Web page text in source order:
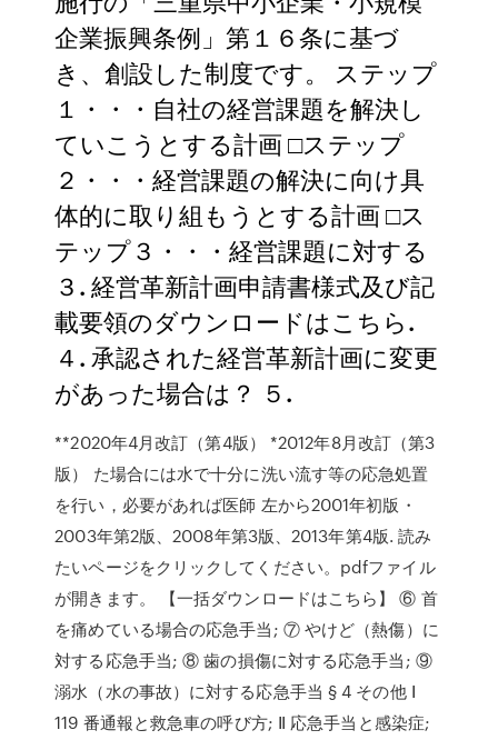
企業振興条例」第１６条に基づ
き、創設した制度です。 ステップ
１・・・自社の経営課題を解決し
ていこうとする計画 □ステップ
２・・・経営課題の解決に向け具
体的に取り組もうとする計画 □ス
テップ３・・・経営課題に対する
３. 経営革新計画申請書様式及び記
載要領のダウンロードはこちら.
４. 承認された経営革新計画に変更
があった場合は？ ５.
**2020年4月改訂（第4版） *2012年8月改訂（第3
版） た場合には水で十分に洗い流す等の応急処置
を行い，必要があれば医師 左から2001年初版・
2003年第2版、2008年第3版、2013年第4版. 読み
たいページをクリックしてください。pdfファイル
が開きます。 【一括ダウンロードはこちら】 ⑥ 首
を痛めている場合の応急手当; ⑦ やけど（熱傷）に
対する応急手当; ⑧ 歯の損傷に対する応急手当; ⑨
溺水（水の事故）に対する応急手当 § 4 その他 Ⅰ
119 番通報と救急車の呼び方; Ⅱ 応急手当と感染症;